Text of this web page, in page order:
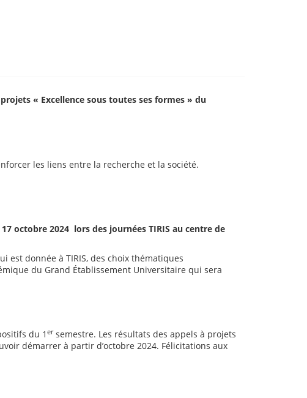
« Excellence sous toutes ses formes » du
les liens entre la recherche et la société.
octobre 2024 lors des journées TIRIS au centre de
est donnée à TIRIS, des choix thématiques
du Grand Établissement Universitaire qui sera
du 1 ersemestre. Les résultats des appels à projets
démarrer à partir d’octobre 2024. Félicitations aux